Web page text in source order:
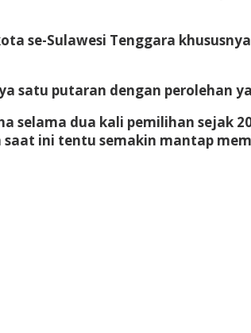
se-Sulawesi Tenggara
satu putaran dengan perolehan
dua kali pemilihan sejak
ini tentu semakin mantap